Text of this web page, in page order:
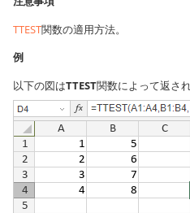
TTEST関数の適用方法。
例
以下の図はTTEST関数によって返さ